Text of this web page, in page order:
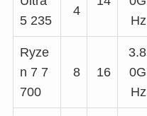
5 235
4
Hz
Ryze
n 7 7
700
8 16
3.8
0G
Hz